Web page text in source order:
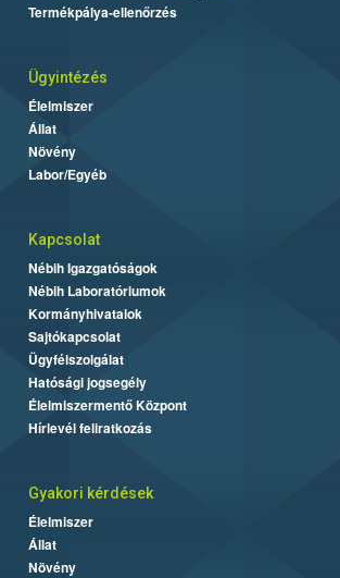
Termékpálya-ellenőrzés
Ügyintézés
Élelmiszer
Állat
Növény
Labor/Egyéb
Kapcsolat
Nébih Igazgatóságok
Nébih Laboratóriumok
Kormányhivatalok
Sajtókapcsolat
Ügyfélszolgálat
Hatósági jogsegély
Élelmiszermentő Központ
Hírlevél feliratkozás
Gyakori kérdések
Élelmiszer
Állat
Növény